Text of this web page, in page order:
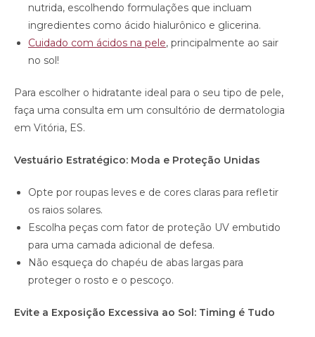
nutrida, escolhendo formulações que incluam
ingredientes como ácido hialurônico e glicerina.
Cuidado com ácidos na pele, principalmente ao sair
no sol!
Para escolher o hidratante ideal para o seu tipo de pele,
faça uma consulta em um consultório de dermatologia
em Vitória, ES.
Vestuário Estratégico: Moda e Proteção Unidas
Opte por roupas leves e de cores claras para refletir
os raios solares.
Escolha peças com fator de proteção UV embutido
para uma camada adicional de defesa.
Não esqueça do chapéu de abas largas para
proteger o rosto e o pescoço.
Evite a Exposição Excessiva ao Sol: Timing é Tudo